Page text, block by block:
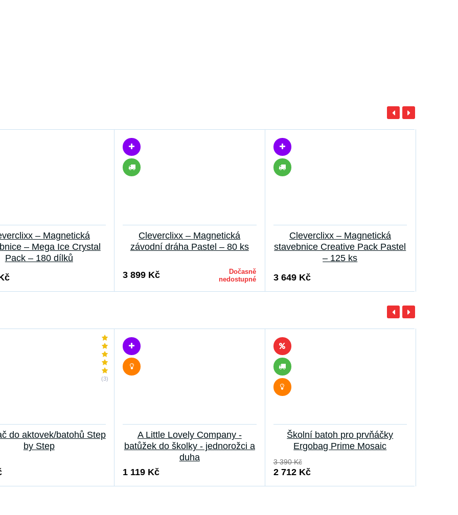
– Magnetická
– Mega Ice Crystal
Pack – 180 dílků
Cleverclixx – Magnetická
závodní dráha Pastel – 80 ks
3 899 Kč
Dočasně
nedostupné
Cleverclixx – Magnetická
stavebnice Creative Pack Pastel
– 125 ks
3 649 Kč
(3)
do aktovek/batohů Step
by Step
A Little Lovely Company -
batůžek do školky - jednorožci a
duha
1 119 Kč
Školní batoh pro prvňáčky
Ergobag Prime Mosaic
3 390 Kč
2 712 Kč